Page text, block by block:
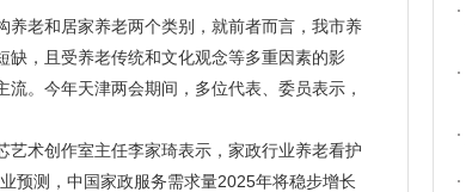
养老和居家养老两个类别，就前者而言，我市养
，且受养老传统和文化观念等多重因素的影
流。今年天津两会期间，多位代表、委员表示，
术创作室主任李家琦表示，家政行业养老看护
预测，中国家政服务需求量2025年将稳步增长